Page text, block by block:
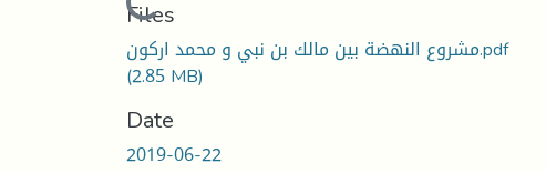
Loading...
Files
مشروع النهضة بين مالك بن نبي و محمد اركون.pdf
(2.85 MB)
Date
2019-06-22